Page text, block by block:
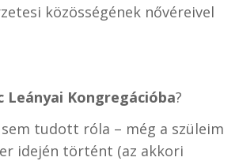
közösségének nővéreivel
Leányai Kongregációba?
tudott róla – még a szüleim
idején történt (az akkori